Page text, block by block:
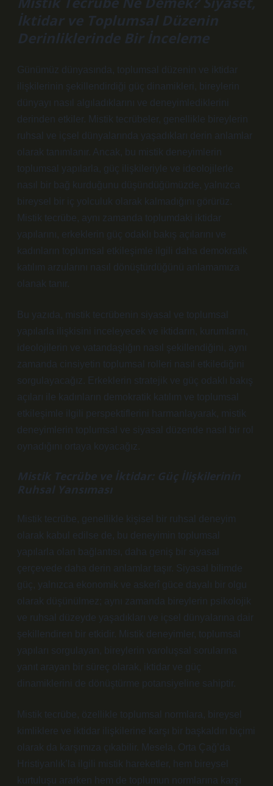
İktidar ve Toplumsal Düzenin
Derinliklerinde Bir İnceleme
Günümüz dünyasında, toplumsal düzenin ve iktidar
ilişkilerinin şekillendirdiği güç dinamikleri, bireylerin
dünyayı nasıl algıladıklarını ve deneyimlediklerini
derinden etkiler. Mistik tecrübeler, genellikle bireylerin
ruhsal ve içsel dünyalarında yaşadıkları derin anlamlar
olarak tanımlanır. Ancak, bu mistik deneyimlerin
toplumsal yapılarla, güç ilişkileriyle ve ideolojilerle
nasıl bir bağ kurduğunu düşündüğümüzde, yalnızca
bireysel bir iç yolculuk olarak kalmadığını görürüz.
Mistik tecrübe, aynı zamanda toplumdaki iktidar
yapılarını, erkeklerin güç odaklı bakış açılarını ve
kadınların toplumsal etkileşimle ilgili daha demokratik
katılım arzularını nasıl dönüştürdüğünü anlamamıza
olanak tanır.
Bu yazıda, mistik tecrübenin siyasal ve toplumsal
yapılarla ilişkisini inceleyecek ve iktidarın, kurumların,
ideolojilerin ve vatandaşlığın nasıl şekillendiğini, aynı
zamanda cinsiyetin toplumsal rolleri nasıl etkilediğini
sorgulayacağız. Erkeklerin stratejik ve güç odaklı bakış
açıları ile kadınların demokratik katılım ve toplumsal
etkileşimle ilgili perspektiflerini harmanlayarak, mistik
deneyimlerin toplumsal ve siyasal düzende nasıl bir rol
oynadığını ortaya koyacağız.
Mistik Tecrübe ve İktidar: Güç İlişkilerinin
Ruhsal Yansıması
Mistik tecrübe, genellikle kişisel bir ruhsal deneyim
olarak kabul edilse de, bu deneyimin toplumsal
yapılarla olan bağlantısı, daha geniş bir siyasal
çerçevede daha derin anlamlar taşır. Siyasal bilimde
güç, yalnızca ekonomik ve askerî güce dayalı bir olgu
olarak düşünülmez; aynı zamanda bireylerin psikolojik
ve ruhsal düzeyde yaşadıkları ve içsel dünyalarına dair
şekillendiren bir etkidir. Mistik deneyimler, toplumsal
yapıları sorgulayan, bireylerin varoluşsal sorularına
yanıt arayan bir süreç olarak, iktidar ve güç
dinamiklerini de dönüştürme potansiyeline sahiptir.
Mistik tecrübe, özellikle toplumsal normlara, bireysel
kimliklere ve iktidar ilişkilerine karşı bir başkaldırı biçimi
olarak da karşımıza çıkabilir. Mesela, Orta Çağ’da
Hristiyanlık’la ilgili mistik hareketler, hem bireysel
kurtuluşu ararken hem de toplumun normlarına karşı